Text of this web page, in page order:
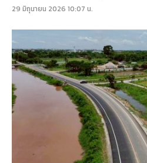
29 มิถุนายน 2026 10:07 น.